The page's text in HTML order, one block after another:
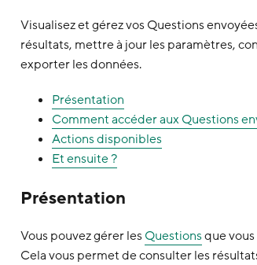
Visualisez et gérez vos Questions
résultats, mettre à jour les paramètres,
exporter les données.
Présentation
Comment accéder aux Questions
Actions disponibles
Et ensuite ?
Présentation
Vous pouvez gérer lesQuestionsque
Cela vous permet de consulter les